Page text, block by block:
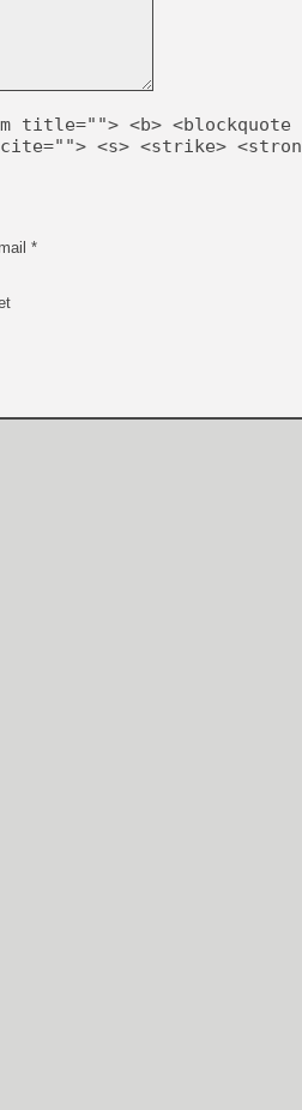
[GK] Beast of
[GK] Ubisoft : fin de partie
[GK] Mémoire cash -
[GK] Dan Houser (GTA)
[GK] Comment EA Sports
[GK] Crimson Moon : un
[GK] Isle of Reveries : le
[GK] Moonlighter 2 : The
[GK] Capcom relance
[Mo5] Deux inédits du
[GK] Le beat'em up The
[GK] Endless Legend 2 :
[LS] [PS5] Premiers
title=""> <b> <blockquote
<s> <strike>
*